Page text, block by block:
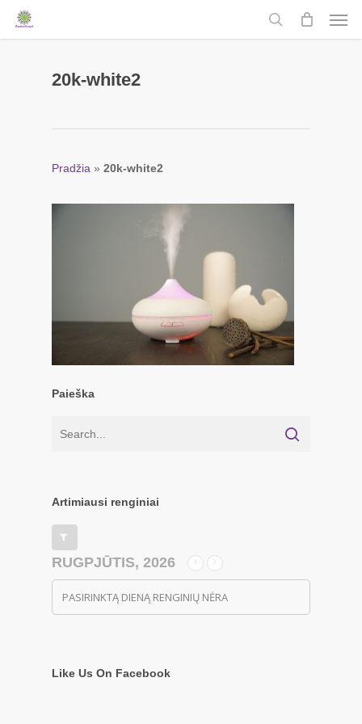
Skip
search
20k-white2
Pradžia » 20k-white2
Paieška
Artimiausi renginiai
RUGPJŪTIS, 2026
PASIRINKTĄ DIENĄ RENGINIŲ NĖRA
Like Us On Facebook